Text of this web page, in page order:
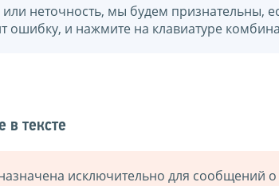
или неточность, мы будем признательны,
ошибку, и нажмите на клавиатуре
тексте
исключительно для сообщений о